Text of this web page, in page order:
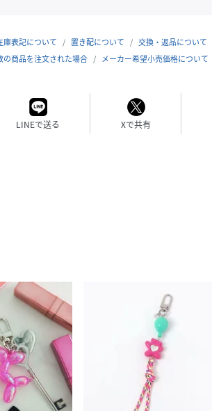
庫表記について 置き配について
交換・返品について
の商品を注文された場合
メーカー希望小売価格について
LINEで送る Xで共有